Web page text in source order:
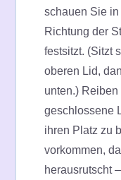
schauen Sie
Richtung der
festsitzt. (Sitzt
oberen Lid,
unten.)
geschlossene
ihren Platz zu
vorkommen,
herausrutscht